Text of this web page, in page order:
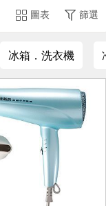
圖表 篩選
冰箱．洗衣機